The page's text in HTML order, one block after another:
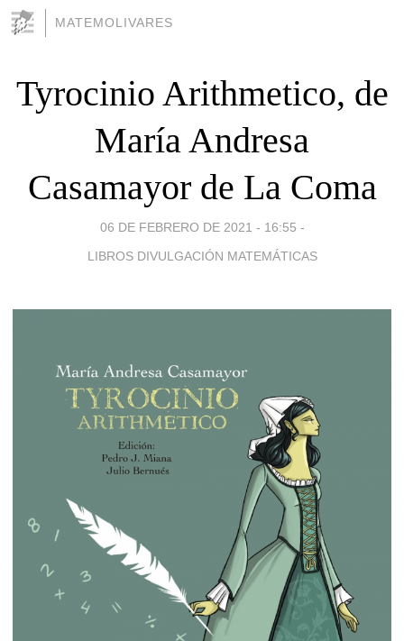
MATEMOLIVARES
Tyrocinio Arithmetico, de
María Andresa
Casamayor de La Coma
06 DE FEBRERO DE 2021 - 16:55 -
LIBROS DIVULGACIÓN MATEMÁTICAS